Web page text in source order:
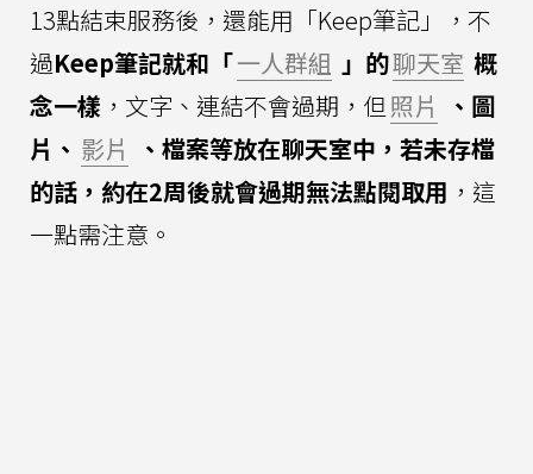
13點結束服務後，還能用「Keep筆記」，不
過Keep筆記就和「一人群組 」的聊天室 概
念一樣 ，文字、連結不會過期，但 照片
、圖
片、 影片
、檔案等放在聊天室中，若未存檔
的話，約在2周後就會過期無法點閱取用 ，這
一點需注意。